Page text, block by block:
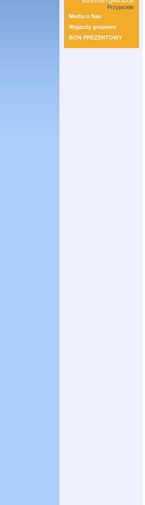
Przyjaciele
Media o Nas
Wyjazdy grupowe
BON PREZENTOWY